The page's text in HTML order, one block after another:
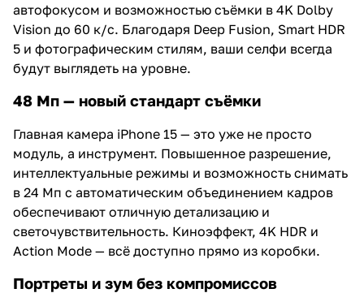
автофокусом и возможностью съёмки в 4K Dolby
Vision до 60 к/с. Благодаря Deep Fusion, Smart HDR
5 и фотографическим стилям, ваши селфи всегда
будут выглядеть на уровне.
48 Мп — новый стандарт съёмки
Главная камера iPhone 15 — это уже не просто
модуль, а инструмент. Повышенное разрешение,
интеллектуальные режимы и возможность снимать
в 24 Мп с автоматическим объединением кадров
обеспечивают отличную детализацию и
светочувствительность. Киноэффект, 4K HDR и
Action Mode — всё доступно прямо из коробки.
Портреты и зум без компромиссов